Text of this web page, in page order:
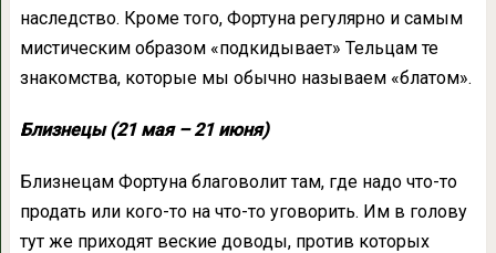
наследство. Кроме того, Фортуна регулярно и самым
мистическим образом «подкидывает» Тельцам те
знакомства, которые мы обычно называем «блатом».
Близнецы (21 мая – 21 июня)
Близнецам Фортуна благоволит там, где надо что-то
продать или кого-то на что-то уговорить. Им в голову
тут же приходят веские доводы, против которых